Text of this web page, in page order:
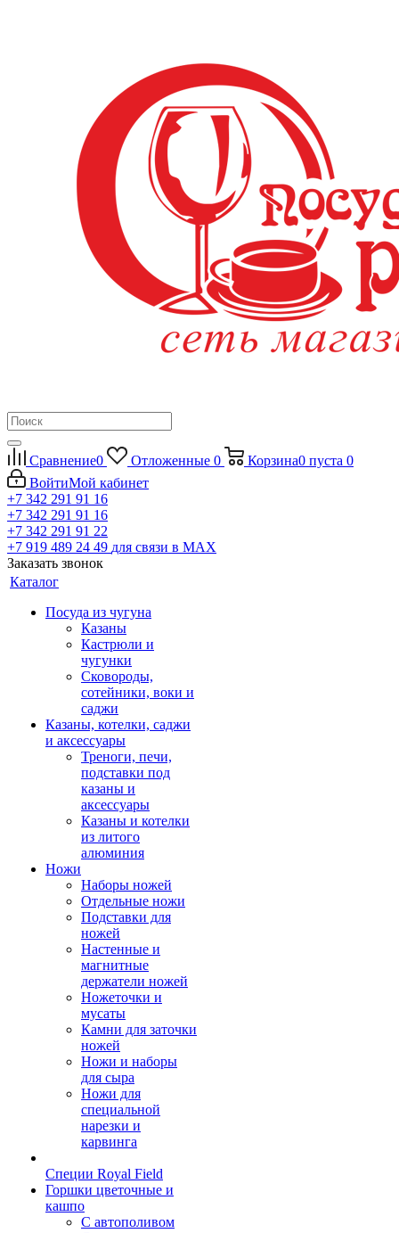
Сравнение0 Отложенные 0 Корзина0 пуста 0
ВойтиМой кабинет
+7 342 291 91 16
+7 342 291 91 16
+7 342 291 91 22
+7 919 489 24 49 для связи в МАХ
Заказать звонок
Каталог
Посуда из чугуна
Казаны
Кастрюли и
чугунки
Сковороды,
сотейники, воки и
саджи
Казаны, котелки, саджи
и аксессуары
Треноги, печи,
подставки под
казаны и
аксессуары
Казаны и котелки
из литого
алюминия
Ножи
Наборы ножей
Отдельные ножи
Подставки для
ножей
Настенные и
магнитные
держатели ножей
Ножеточки и
мусаты
Камни для заточки
ножей
Ножи и наборы
для сыра
Ножи для
специальной
нарезки и
карвинга
Специи Royal Field
Горшки цветочные и
кашпо
С автополивом